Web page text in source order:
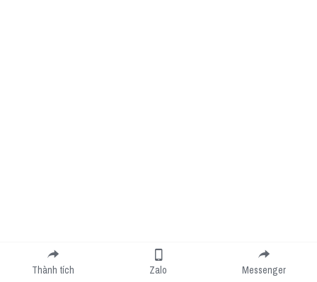
Thành tích Zalo Messenger